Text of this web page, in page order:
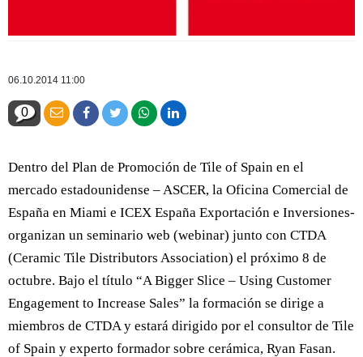
06.10.2014 11:00
0
Dentro del Plan de Promoción de Tile of Spain en el
mercado estadounidense – ASCER, la Oficina Comercial de
España en Miami e ICEX España Exportación e Inversiones-
organizan un seminario web (webinar) junto con CTDA
(Ceramic Tile Distributors Association) el próximo 8 de
octubre. Bajo el título “A Bigger Slice – Using Customer
Engagement to Increase Sales” la formación se dirige a
miembros de CTDA y estará dirigido por el consultor de Tile
of Spain y experto formador sobre cerámica, Ryan Fasan.